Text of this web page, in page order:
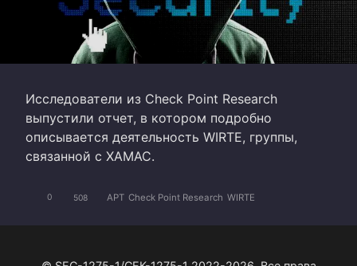
Исследователи из Check Point Research
выпустили отчет, в котором подробно
описывается деятельность WIRTE, группы,
связанной с ХАМАС.
0 508 APT Check Point Research WIRTE